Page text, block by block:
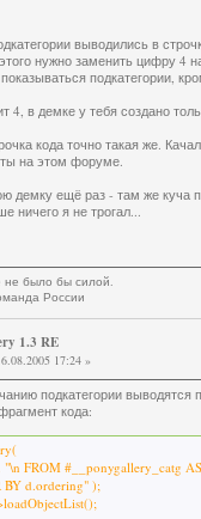
выводились в
нужно заменить цифру 4
подкатегории,
4, в демке у тебя создано
кода точно такая же.
на этом форуме.
демку ещё раз - там же куча
ничего я не трогал...
не было бы силой.
России
1.3 RE
17:24 »
подкатегории выводятся
кода:
#__ponygallery_catg AS d"
);